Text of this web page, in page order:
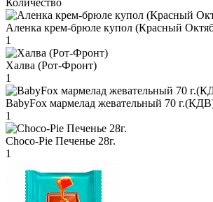
Аленка крем-брюле купол (Красный
1
Халва (Рот-Фронт)
1
BabyFox мармелад жевательный 70
1
Choco-Pie Печенье 28г.
1